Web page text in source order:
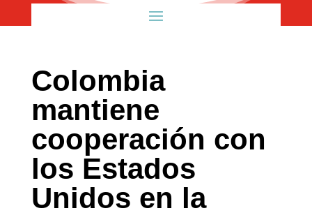
Colombia
mantiene
cooperación con
los Estados
Unidos en la